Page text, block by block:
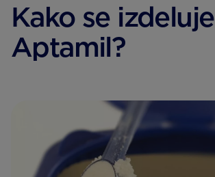
Kako se izdeluje
Aptamil?